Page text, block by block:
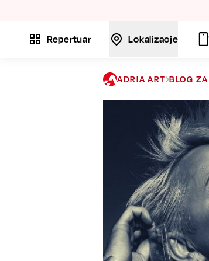
Repertuar Lokalizacje
ADRIA ART BLOG